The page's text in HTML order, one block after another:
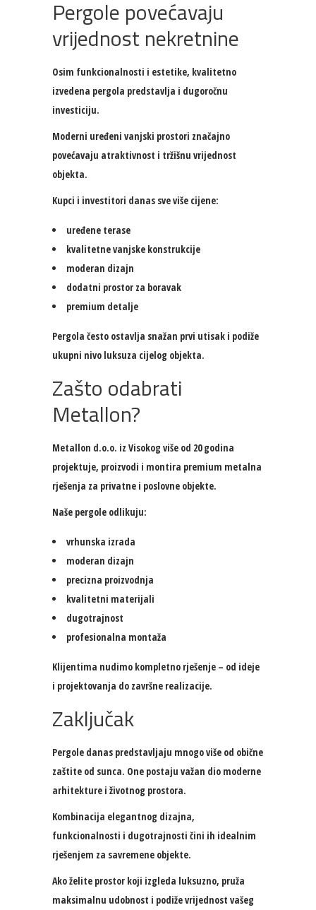
Pergole povećavaju
vrijednost nekretnine
Osim funkcionalnosti i estetike, kvalitetno
izvedena pergola predstavlja i dugoročnu
investiciju.
Moderni uređeni vanjski prostori značajno
povećavaju atraktivnost i tržišnu vrijednost
objekta.
Kupci i investitori danas sve više cijene:
uređene terase
kvalitetne vanjske konstrukcije
moderan dizajn
dodatni prostor za boravak
premium detalje
Pergola često ostavlja snažan prvi utisak i podiže
ukupni nivo luksuza cijelog objekta.
Zašto odabrati
Metallon?
Metallon d.o.o. iz Visokog više od 20 godina
projektuje, proizvodi i montira premium metalna
rješenja za privatne i poslovne objekte.
Naše pergole odlikuju:
vrhunska izrada
moderan dizajn
precizna proizvodnja
kvalitetni materijali
dugotrajnost
profesionalna montaža
Klijentima nudimo kompletno rješenje – od ideje
i projektovanja do završne realizacije.
Zaključak
Pergole danas predstavljaju mnogo više od obične
zaštite od sunca. One postaju važan dio moderne
arhitekture i životnog prostora.
Kombinacija elegantnog dizajna,
funkcionalnosti i dugotrajnosti čini ih idealnim
rješenjem za savremene objekte.
Ako želite prostor koji izgleda luksuzno, pruža
maksimalnu udobnost i podiže vrijednost vašeg